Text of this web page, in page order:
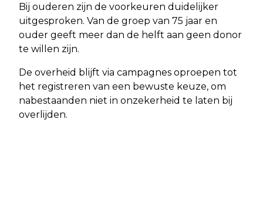
Bij ouderen zijn de voorkeuren duidelijker
uitgesproken. Van de groep van 75 jaar en
ouder geeft meer dan de helft aan geen donor
te willen zijn.
De overheid blijft via campagnes oproepen tot
het registreren van een bewuste keuze, om
nabestaanden niet in onzekerheid te laten bij
overlijden.